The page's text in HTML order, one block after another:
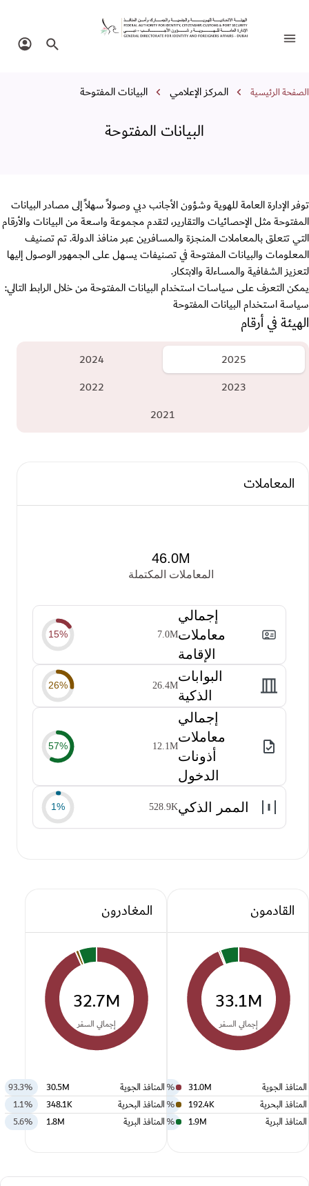
البيانات المفتوحة
تبديل التنقل البحث في
مسار التنقل
الصفحة الرئيسية المركز الإعلامي البيانات المفتوحة
البيانات المفتوحة
توفر الإدارة العامة للهوية وشؤون الأجانب دبي وصولاً سهلاً إلى مصادر البيانات
المفتوحة مثل الإحصائيات والتقارير، لتقدم مجموعة واسعة من البيانات والأرقام
التي تتعلق بالمعاملات المنجزة والمسافرين عبر منافذ الدولة. تم تصنيف
المعلومات والبيانات المفتوحة في تصنيفات يسهل على الجمهور الوصول إليها
لتعزيز الشفافية والمساءلة والابتكار.
يمكن التعرف على سياسات استخدام البيانات المفتوحة من خلال الرابط التالي:
سياسة استخدام البيانات المفتوحة
الهيئة في أرقام
Year
2025
2024
2023
2022
2021
المعاملات
46.0M
المعاملات المكتملة
إجمالي
معاملات
الإقامة
7.0M
15%
البوابات
الذكية
26.4M
26%
إجمالي
معاملات
أذونات
الدخول
12.1M
57%
الممر الذكي528.9K
1%
القادمون
إجمالي السفر
33.1M
المنافذ الجوية 31.0M
93.7%
المنافذ البحرية
192.4K
0.6%
المنافذ البرية
1.9M
5.7%
المغادرون
إجمالي السفر
32.7M
المنافذ الجوية 30.5M
93.3%
المنافذ البحرية
348.1K
1.1%
المنافذ البرية
1.8M
5.6%